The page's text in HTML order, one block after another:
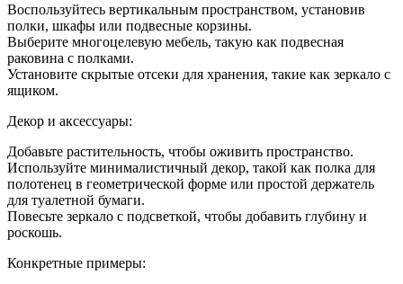
Воспользуйтесь вертикальным пространством, установив
полки, шкафы или подвесные корзины.
Выберите многоцелевую мебель, такую как подвесная
раковина с полками.
Установите скрытые отсеки для хранения, такие как зеркало с
ящиком.
Декор и аксессуары:
Добавьте растительность, чтобы оживить пространство.
Используйте минималистичный декор, такой как полка для
полотенец в геометрической форме или простой держатель
для туалетной бумаги.
Повесьте зеркало с подсветкой, чтобы добавить глубину и
роскошь.
Конкретные примеры: